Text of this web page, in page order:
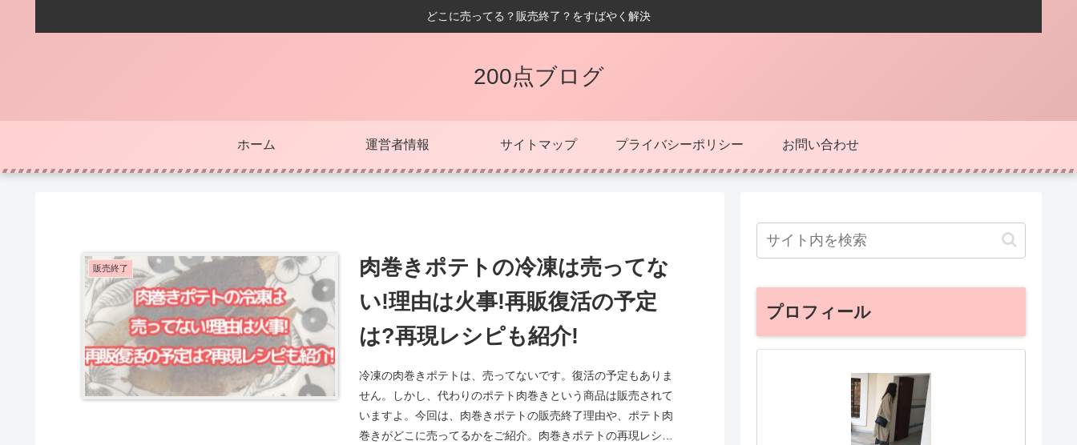
どこに売ってる？販売終了？をすばやく解決
200点ブログ
ホーム 運営者情報 サイトマップ プライバシーポリシー お問い合わせ
販売終了
肉巻きポテトの冷凍は売ってな
い!理由は火事!再販復活の予定
は?再現レシピも紹介!
冷凍の肉巻きポテトは、売ってないです。復活の予定もありま
せん。しかし、代わりのポテト肉巻きという商品は販売されて
いますよ。今回は、肉巻きポテトの販売終了理由や、ポテト肉
巻きがどこに売ってるかをご紹介。肉巻きポテトの再現レシピ
プロフィール